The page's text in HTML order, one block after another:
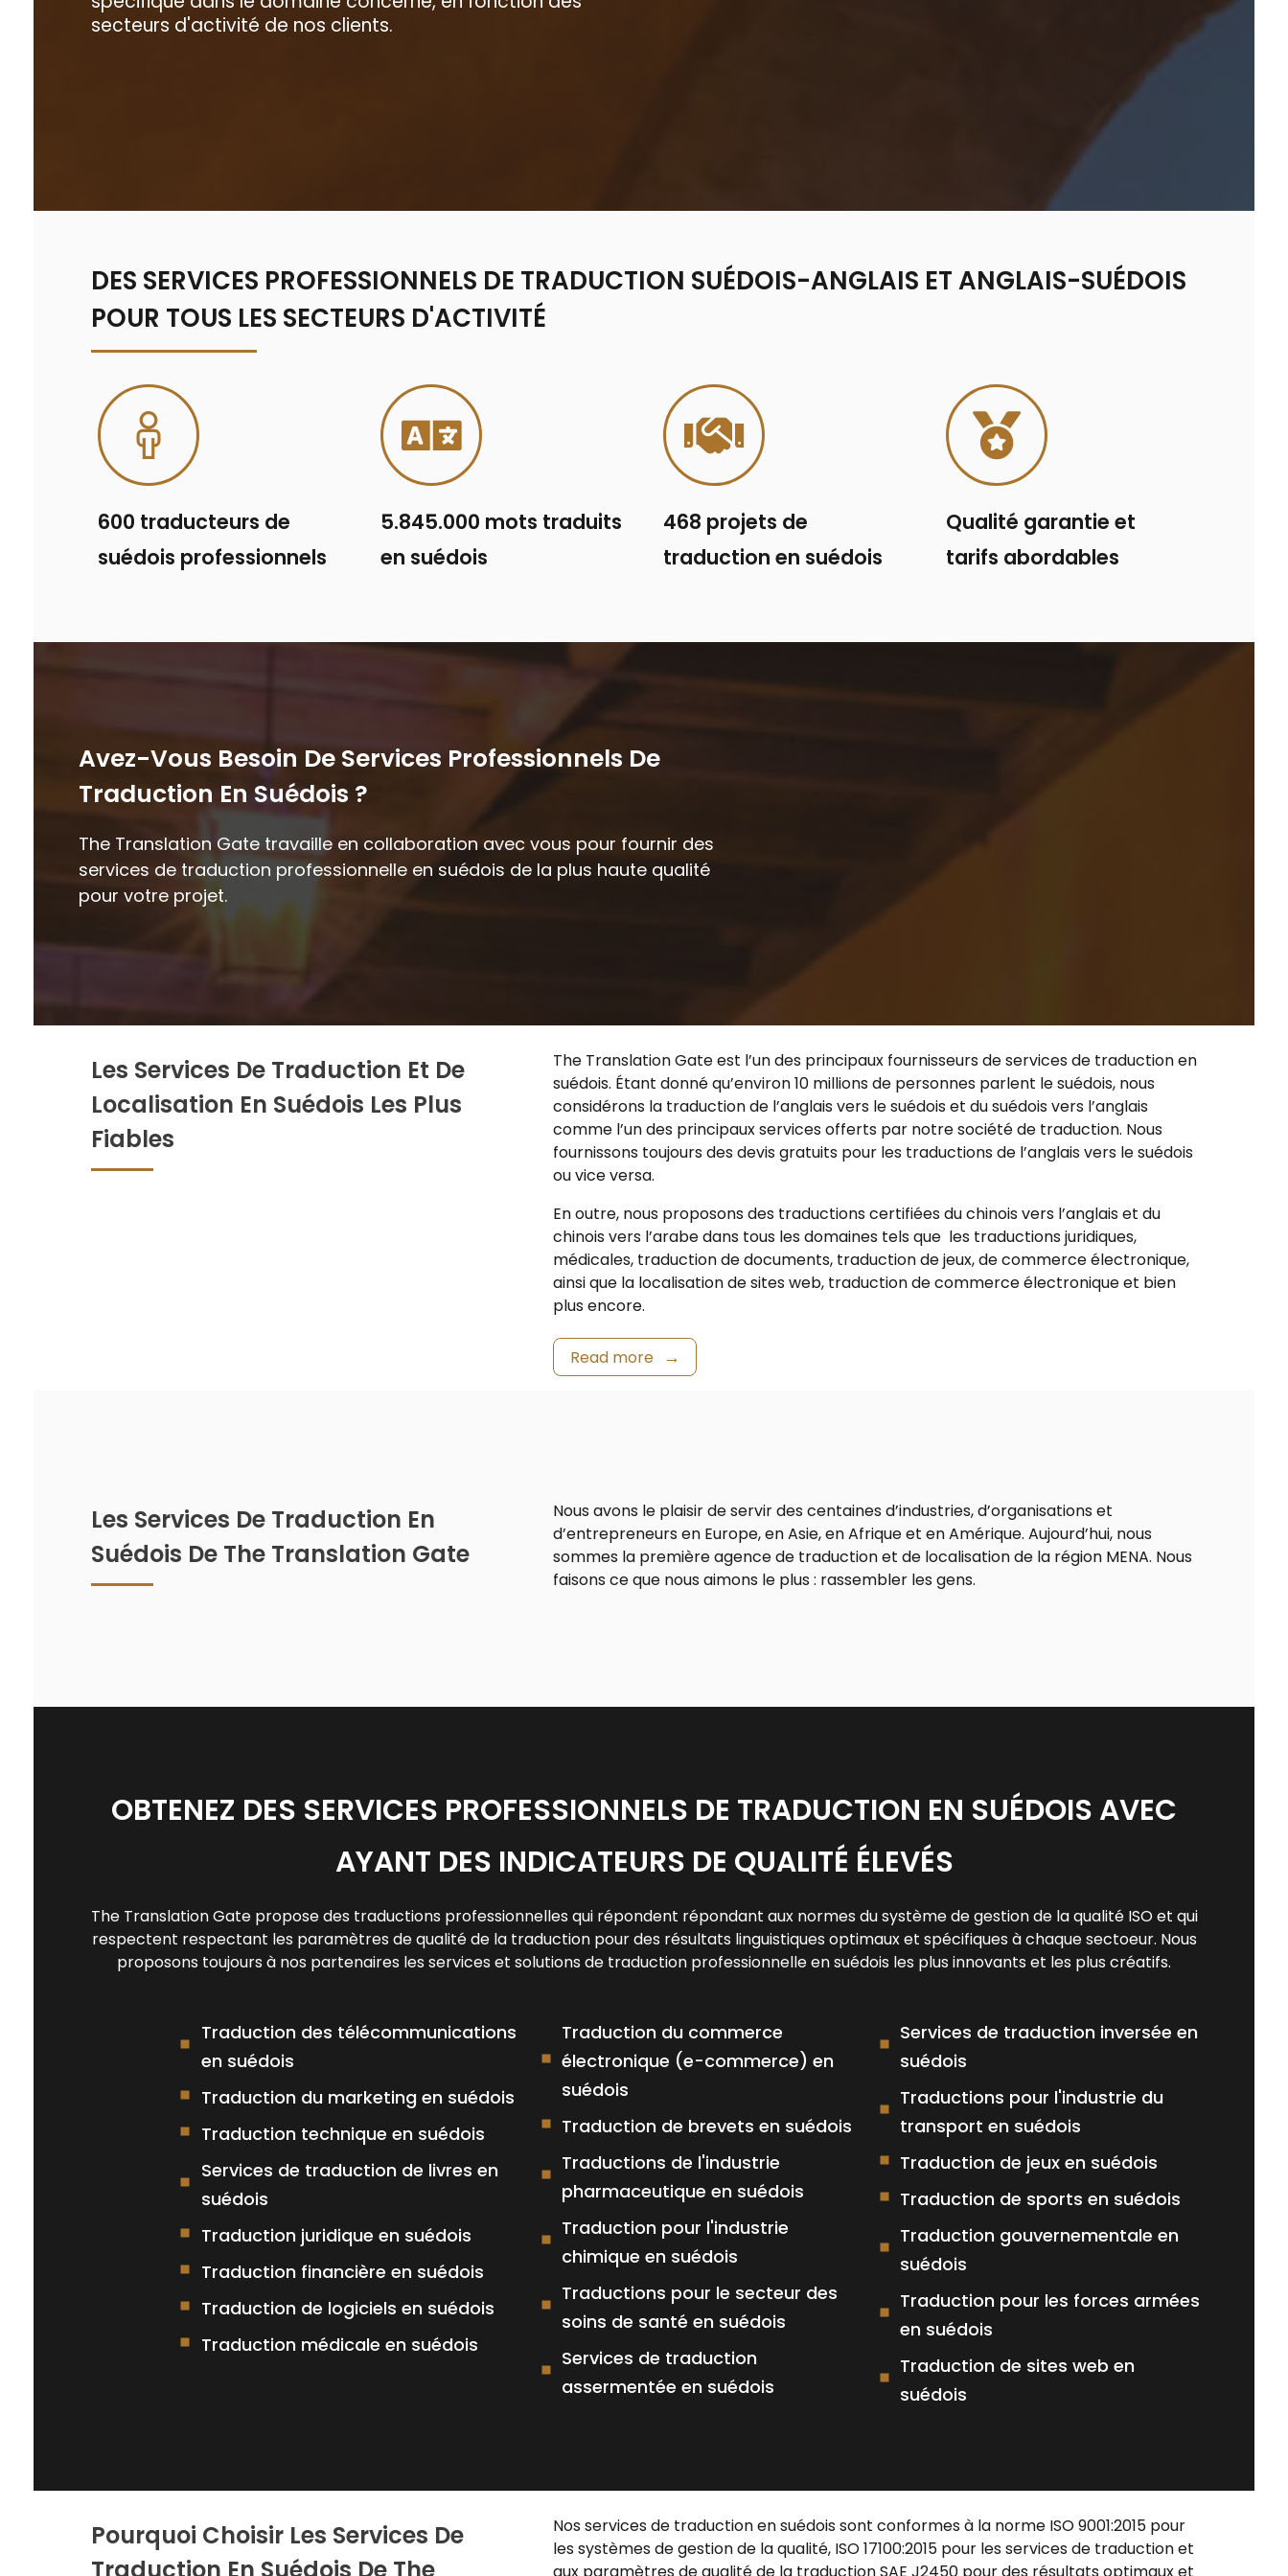
secteurs d'activité de nos clients.
DES SERVICES PROFESSIONNELS DE TRADUCTION SUÉDOIS-ANGLAIS ET ANGLAIS-SUÉDOIS
POUR TOUS LES SECTEURS D'ACTIVITÉ
600 traducteurs de
suédois professionnels
5.845.000 mots traduits
en suédois
468 projets de
traduction en suédois
Qualité garantie et
tarifs abordables
Avez-Vous Besoin De Services Professionnels De
Traduction En Suédois ?
The Translation Gate travaille en collaboration avec vous pour fournir des
services de traduction professionnelle en suédois de la plus haute qualité
pour votre projet.
Les Services De Traduction Et De
Localisation En Suédois Les Plus
Fiables
The Translation Gate est l’un des principaux fournisseurs de services de traduction en
suédois. Étant donné qu’environ 10 millions de personnes parlent le suédois, nous
considérons la traduction de l’anglais vers le suédois et du suédois vers l’anglais
comme l’un des principaux services offerts par notre société de traduction. Nous
fournissons toujours des devis gratuits pour les traductions de l’anglais vers le suédois
ou vice versa.
En outre, nous proposons des traductions certifiées du chinois vers l’anglais et du
chinois vers l’arabe dans tous les domaines tels que les traductions juridiques,
médicales, traduction de documents, traduction de jeux, de commerce électronique,
ainsi que la localisation de sites web, traduction de commerce électronique et bien
plus encore.
Read more
Les Services De Traduction En
Suédois De The Translation Gate
Nous avons le plaisir de servir des centaines d’industries, d’organisations et
d’entrepreneurs en Europe, en Asie, en Afrique et en Amérique. Aujourd’hui, nous
sommes la première agence de traduction et de localisation de la région MENA. Nous
faisons ce que nous aimons le plus : rassembler les gens.
OBTENEZ DES SERVICES PROFESSIONNELS DE TRADUCTION EN SUÉDOIS AVEC
AYANT DES INDICATEURS DE QUALITÉ ÉLEVÉS
The Translation Gate propose des traductions professionnelles qui répondent répondant aux normes du système de gestion de la qualité ISO et qui
respectent respectant les paramètres de qualité de la traduction pour des résultats linguistiques optimaux et spécifiques à chaque sectoeur. Nous
proposons toujours à nos partenaires les services et solutions de traduction professionnelle en suédois les plus innovants et les plus créatifs.
Traduction des télécommunications
en suédois
Traduction du marketing en suédois
Traduction technique en suédois
Services de traduction de livres en
suédois
Traduction juridique en suédois
Traduction financière en suédois
Traduction de logiciels en suédois
Traduction médicale en suédois
Traduction du commerce
électronique (e-commerce) en
suédois
Traduction de brevets en suédois
Traductions de l'industrie
pharmaceutique en suédois
Traduction pour l'industrie
chimique en suédois
Traductions pour le secteur des
soins de santé en suédois
Services de traduction
assermentée en suédois
Services de traduction inversée en
suédois
Traductions pour l'industrie du
transport en suédois
Traduction de jeux en suédois
Traduction de sports en suédois
Traduction gouvernementale en
suédois
Traduction pour les forces armées
en suédois
Traduction de sites web en
suédois
Pourquoi Choisir Les Services De
Nos services de traduction en suédois sont conformes à la norme ISO 9001:2015 pour
les systèmes de gestion de la qualité, ISO 17100:2015 pour les services de traduction et
aux paramètres de qualité de la traduction SAE J2450 pour des résultats optimaux et